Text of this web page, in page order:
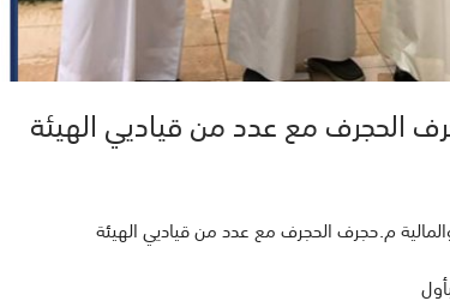
الحجرف مع عدد من قياديي الهيئة‬
م.حجرف الحجرف مع عدد من قياديي الهيئة‬